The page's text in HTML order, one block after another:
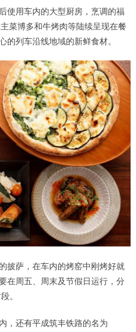
使用车内的大型厨房，烹调的福
菜博多和牛烤肉等陆续呈现在餐
的列车沿线地域的新鲜食材。
披萨，在车内的烤窑中刚烤好就
在周五、周末及节假日运行，分
。
，还有平成筑丰铁路的名为